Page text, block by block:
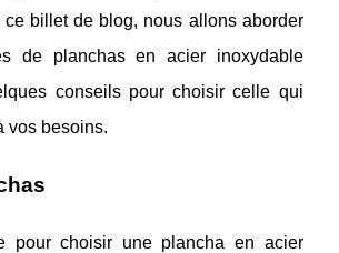
billet de blog, nous allons aborder
de planchas en acier inoxydable
conseils pour choisir celle qui
vos besoins.
pour choisir une plancha en acier